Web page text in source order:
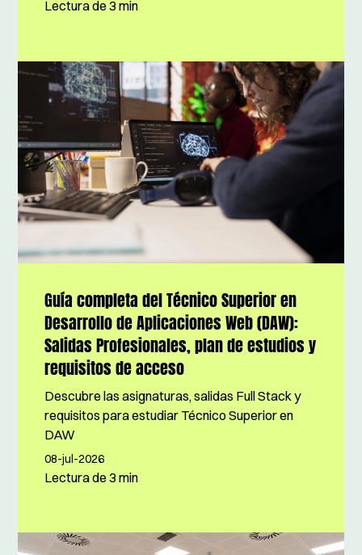
Lectura de3 min
Guía completa del Técnico Superior en
Desarrollo de Aplicaciones Web (DAW):
Salidas Profesionales, plan de estudios y
requisitos de acceso
Descubre las asignaturas, salidas Full Stack y
requisitos para estudiar Técnico Superior en
DAW
08-jul-2026
Lectura de3 min